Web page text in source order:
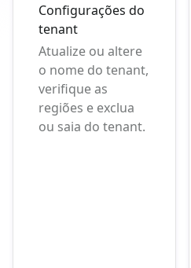
Configurações do
tenant
Atualize ou altere
o nome do tenant,
verifique as
regiões e exclua
ou saia do tenant.